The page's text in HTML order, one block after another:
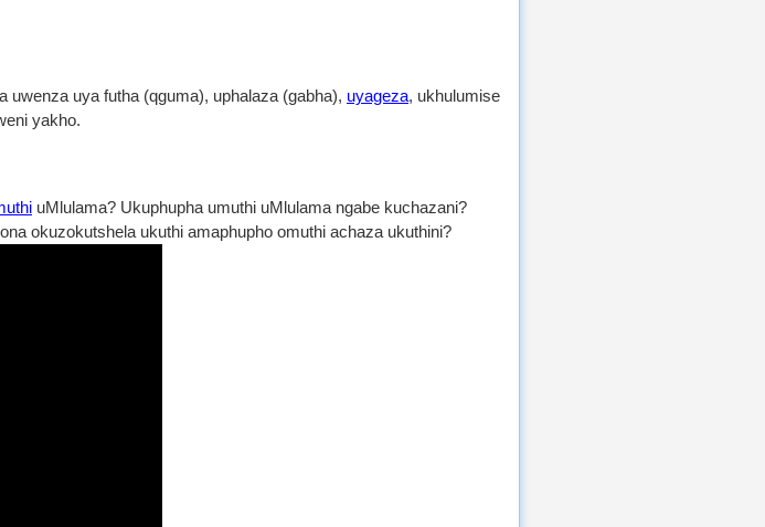
uya futha (qguma), uphalaza (gabha), uyageza, ukhulumise
yakho.
uMlulama? Ukuphupha umuthi uMlulama ngabe kuchazani?
okuzokutshela ukuthi amaphupho omuthi achaza ukuthini?